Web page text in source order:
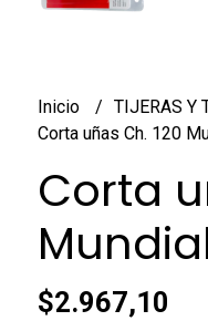
Inicio TIJERAS Y
Corta uñas Ch. 120
Corta
$2.967,10